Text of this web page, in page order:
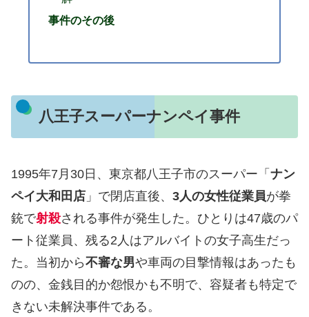
事件のその後
八王子スーパーナンペイ事件
1995年7月30日、東京都八王子市のスーパー「 ナン
ペイ大和田店 」で閉店直後、 3人の女性従業員が拳
銃で射殺される事件が発生した。ひとりは47歳のパ
ート従業員、残る2人はアルバイトの女子高生だっ
た。当初から不審な男や車両の目撃情報はあったも
のの、金銭目的か怨恨かも不明で、容疑者も特定で
きない未解決事件である。